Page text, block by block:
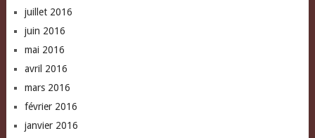
juillet 2016
juin 2016
mai 2016
avril 2016
mars 2016
février 2016
janvier 2016